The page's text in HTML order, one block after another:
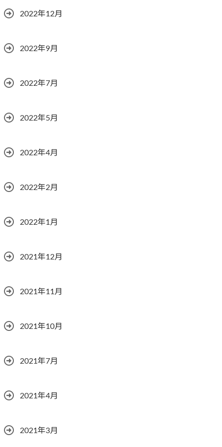
2022年12月
2022年9月
2022年7月
2022年5月
2022年4月
2022年2月
2022年1月
2021年12月
2021年11月
2021年10月
2021年7月
2021年4月
2021年3月